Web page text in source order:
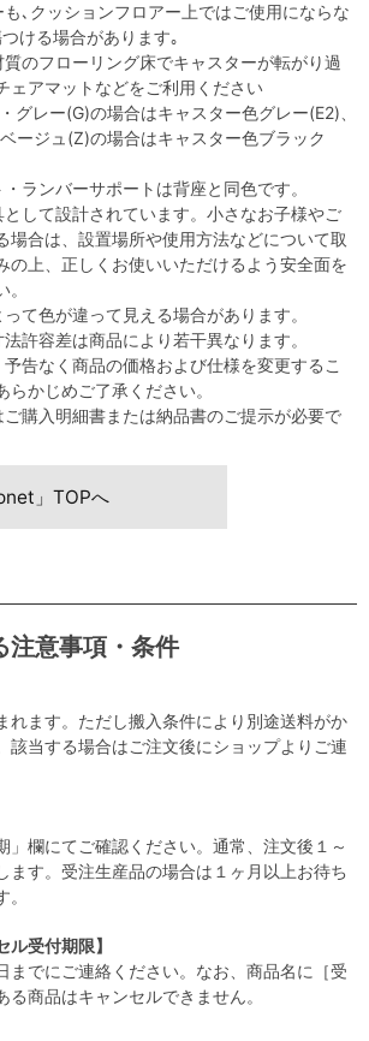
､クッションフロアー上ではご使用にならな
ける場合があります｡
のフローリング床でキャスターが転がり過
ェアマットなどをご利用ください
グレー(G)の場合はキャスター色グレー(E2)、
ージュ(Z)の場合はキャスター色ブラック
ランバーサポートは背座と同色です。
して設計されています。小さなお子様やご
場合は、設置場所や使用方法などについて取
の上、正しくお使いいただけるよう安全面を
て色が違って見える場合があります。
許容差は商品により若干異なります。
告なく商品の価格および仕様を変更するこ
らかじめご了承ください。
購入明細書または納品書のご提示が必要で
」TOPへ
注意事項・条件
れます。ただし搬入条件により別途送料がか
該当する場合はご注文後にショップよりご連
」欄にてご確認ください。通常、注文後１～
ます。受注生産品の場合は１ヶ月以上お待ち
受付期限】
までにご連絡ください。なお、商品名に［受
商品はキャンセルできません。